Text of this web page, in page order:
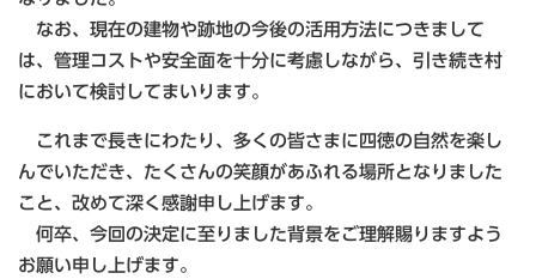
なお、現在の建物や跡地の今後の活用方法につきまして
は、管理コストや安全面を十分に考慮しながら、引き続き村
において検討してまいります。
これまで長きにわたり、多くの皆さまに四徳の自然を楽し
んでいただき、たくさんの笑顔があふれる場所となりました
こと、改めて深く感謝申し上げます。
何卒、今回の決定に至りました背景をご理解賜りますよう
お願い申し上げます。